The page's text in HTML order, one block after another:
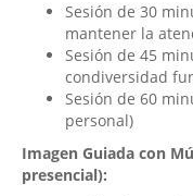
Sesión de 30
mantener la
Sesión de 45
condiversidad
Sesión de 60
personal)
Imagen Guiada con
presencial):